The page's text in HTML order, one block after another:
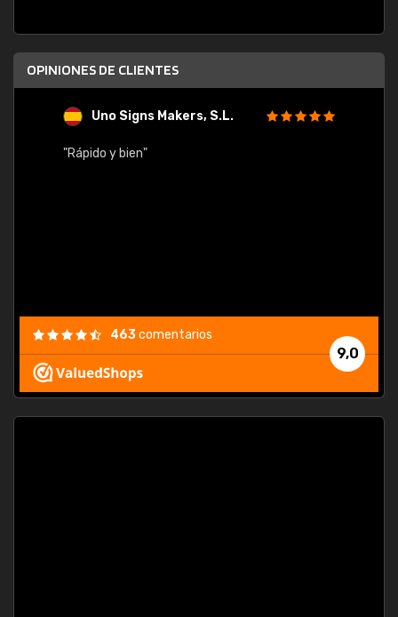
OPINIONES DE CLIENTES
Uno Signs Makers, S.L.
"Rápido y bien"
9,0
463comentarios